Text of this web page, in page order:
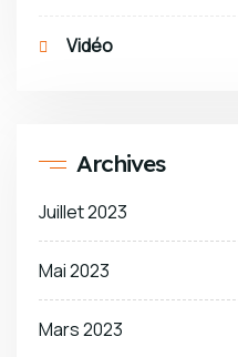
Vidéo
Archives
Juillet 2023
Mai 2023
Mars 2023